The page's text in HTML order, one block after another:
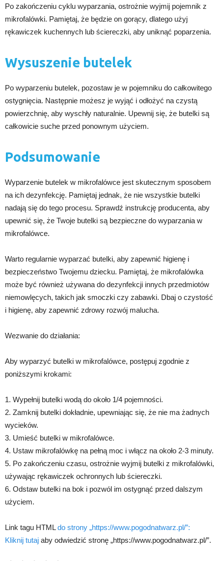
Po zakończeniu cyklu wyparzania, ostrożnie wyjmij pojemnik z
mikrofalówki. Pamiętaj, że będzie on gorący, dlatego użyj
rękawiczek kuchennych lub ściereczki, aby uniknąć poparzenia.
Wysuszenie butelek
Po wyparzeniu butelek, pozostaw je w pojemniku do całkowitego
ostygnięcia. Następnie możesz je wyjąć i odłożyć na czystą
powierzchnię, aby wyschły naturalnie. Upewnij się, że butelki są
całkowicie suche przed ponownym użyciem.
Podsumowanie
Wyparzenie butelek w mikrofalówce jest skutecznym sposobem
na ich dezynfekcję. Pamiętaj jednak, że nie wszystkie butelki
nadają się do tego procesu. Sprawdź instrukcję producenta, aby
upewnić się, że Twoje butelki są bezpieczne do wyparzania w
mikrofalówce.
Warto regularnie wyparzać butelki, aby zapewnić higienę i
bezpieczeństwo Twojemu dziecku. Pamiętaj, że mikrofalówka
może być również używana do dezynfekcji innych przedmiotów
niemowlęcych, takich jak smoczki czy zabawki. Dbaj o czystość
i higienę, aby zapewnić zdrowy rozwój malucha.
Wezwanie do działania:
Aby wyparzyć butelki w mikrofalówce, postępuj zgodnie z
poniższymi krokami:
1. Wypełnij butelki wodą do około 1/4 pojemności.
2. Zamknij butelki dokładnie, upewniając się, że nie ma żadnych
wycieków.
3. Umieść butelki w mikrofalówce.
4. Ustaw mikrofalówkę na pełną moc i włącz na około 2-3 minuty.
5. Po zakończeniu czasu, ostrożnie wyjmij butelki z mikrofalówki,
używając rękawiczek ochronnych lub ściereczki.
6. Odstaw butelki na bok i pozwól im ostygnąć przed dalszym
użyciem.
Link tagu HTMLdo strony „https://www.pogodnatwarz.pl/”:
Kliknij tutaj aby odwiedzić stronę „https://www.pogodnatwarz.pl/”.